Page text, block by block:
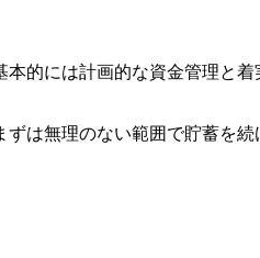
的には計画的な資金管理と
は無理のない範囲で貯蓄を